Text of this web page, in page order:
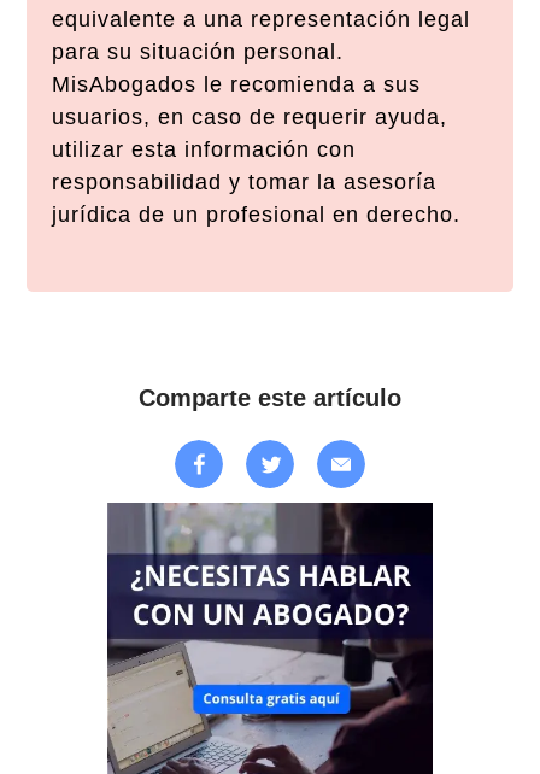
equivalente a una representación legal
para su situación personal.
MisAbogados le recomienda a sus
usuarios, en caso de requerir ayuda,
utilizar esta información con
responsabilidad y tomar la asesoría
jurídica de un profesional en derecho.
Comparte este artículo